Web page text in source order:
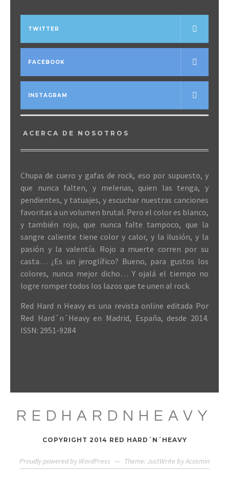
TWITTER
FACEBOOK
INSTAGRAM
ACERCA DE NOSOTROS
Chupa de cuero y gafas de rock, eso por supuesto, y
que nunca falten, y melenas, quien las tenga, y
pendientes, y tatuajes, y escuchar nuestras canciones
favoritas a un volumen brutal. Pero el color es blanco,
y también rojo, que nunca falte tampoco, que la
sangre caliente tiene color y calor, y la ilusión, y la
pasión y la valentía. Rojo a muerte corren por su
casta… ¿Es un jeroglífico? Bueno, para gustos los
colores, nunca mejor dicho… Y ojalá el tiempo no
logre romper todos los lazos que te unen al rock.
Red Hard n Heavy es una revista online editada Por
Red Hard´n´Heavy en Madrid, España, desde 2014.
ISSN: 2951-9284
REDHARDNHEAVY
COPYRIGHT 2014 RED HARD´N´HEAVY
Proudly powered by WordPress — Theme: JustWrite byAcosmin